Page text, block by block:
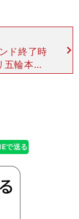
ド終了時
五輪本番
ング上位
は「（ラ
で送る